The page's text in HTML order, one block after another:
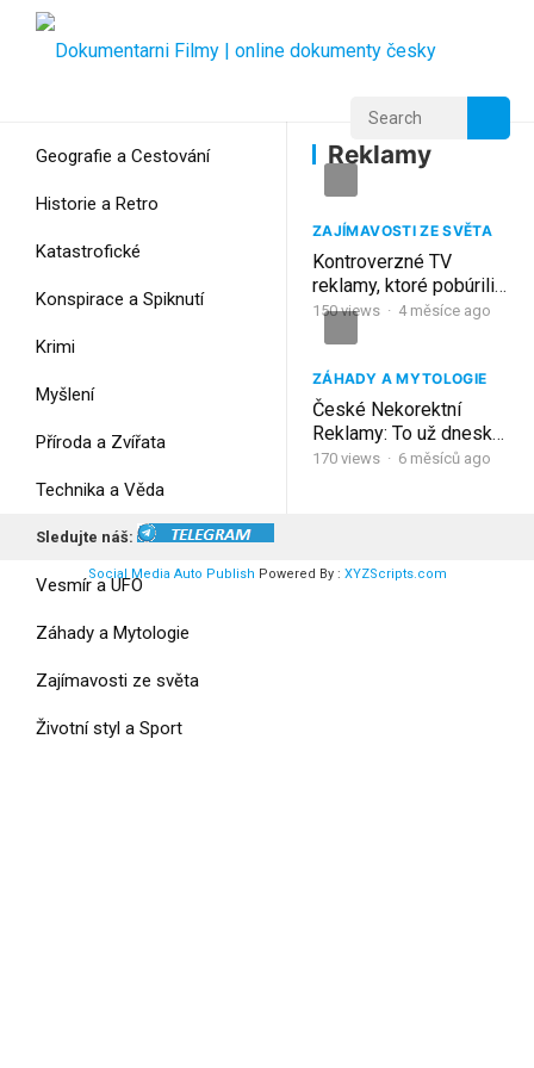
Geografie a Cestování
Historie a Retro
Katastrofické
Konspirace a Spiknutí
Krimi
Myšlení
Příroda a Zvířata
Technika a Věda
Válka a Armáda
Vesmír a UFO
Záhady a Mytologie
Zajímavosti ze světa
Životní styl a Sport
Reklamy
Reklamy
ZAJÍMAVOSTI ZE SVĚTA
Kontroverzné TV
reklamy, ktoré pobúrili
Slovákov
150views · 4 měsíce ago
ZÁHADY A MYTOLOGIE
České Nekorektní
Reklamy: To už dneska
neuvidíte!
170 views · 6 měsíců ago
Sledujte náš:
Social Media Auto Publish Powered By : XYZScripts.com